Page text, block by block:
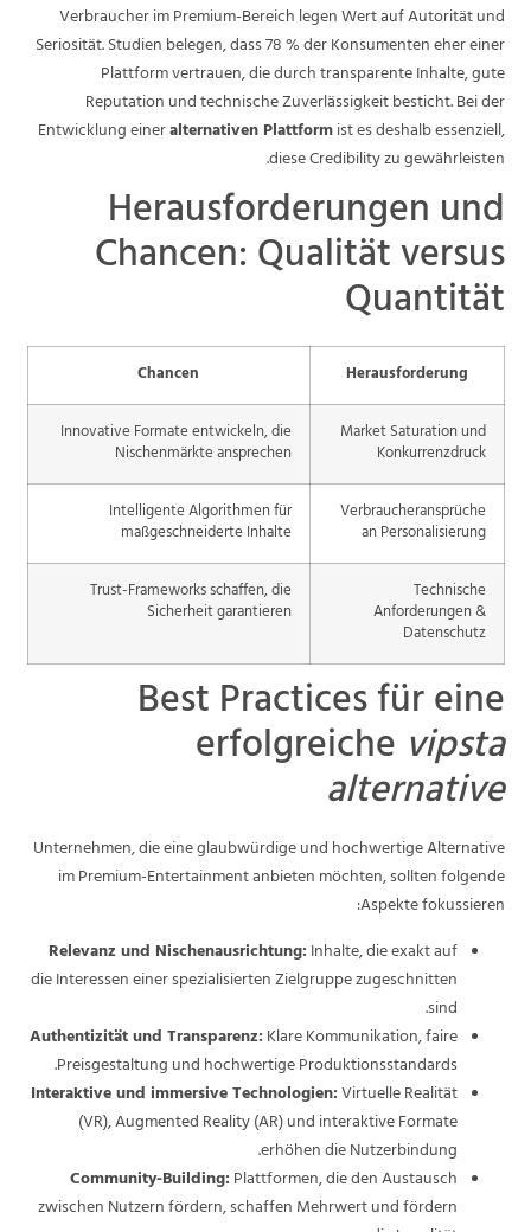
Verbraucher im Premium-Bereich legen Wert auf Autorität und
Seriosität. Studien belegen, dass 78 % der Konsumenten eher einer
Plattform vertrauen, die durch transparente Inhalte, gute
Reputation und technische Zuverlässigkeit besticht. Bei der
Entwicklung eineralternativen Plattformist es deshalb essenziell,
diese Credibility zu gewährleisten.
Herausforderungen und
Chancen: Qualität versus
Quantität
Herausforderung
Chancen
Market Saturation und
Konkurrenzdruck
Innovative Formate entwickeln, die
Nischenmärkte ansprechen
Verbraucheransprüche
an Personalisierung
Intelligente Algorithmen für
maßgeschneiderte Inhalte
Technische
Anforderungen &
Datenschutz
Trust-Frameworks schaffen, die
Sicherheit garantieren
Best Practices für eine
erfolgreiche vipsta
alternative
Unternehmen, die eine glaubwürdige und hochwertige Alternative
im Premium-Entertainment anbieten möchten, sollten folgende
Aspekte fokussieren:
Relevanz und Nischenausrichtung:Inhalte, die exakt auf
die Interessen einer spezialisierten Zielgruppe zugeschnitten
sind.
Authentizität und Transparenz:Klare Kommunikation, faire
Preisgestaltung und hochwertige Produktionsstandards.
Interaktive und immersive Technologien:Virtuelle Realität
(VR), Augmented Reality (AR) und interaktive Formate
erhöhen die Nutzerbindung.
Community-Building:Plattformen, die den Austausch
zwischen Nutzern fördern, schaffen Mehrwert und fördern